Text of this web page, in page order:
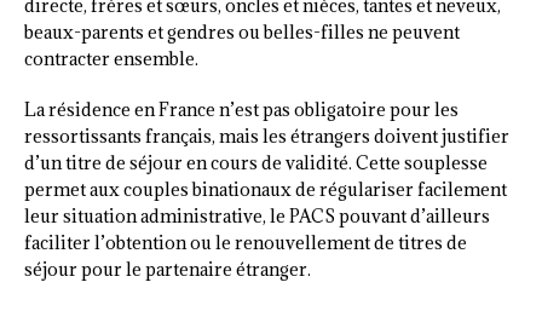
directe, frères et sœurs, oncles et nièces, tantes et neveux,
beaux-parents et gendres ou belles-filles ne peuvent
contracter ensemble.
La résidence en France n’est pas obligatoire pour les
ressortissants français, mais les étrangers doivent justifier
d’un titre de séjour en cours de validité. Cette souplesse
permet aux couples binationaux de régulariser facilement
leur situation administrative, le PACS pouvant d’ailleurs
faciliter l’obtention ou le renouvellement de titres de
séjour pour le partenaire étranger.